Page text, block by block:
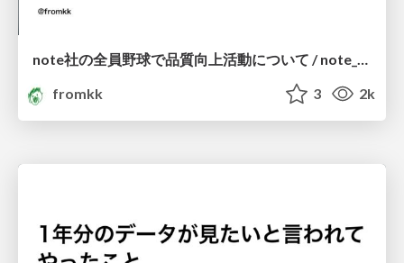
note社の全員野球で品質向上活動について / note_qa_challenge #iOS_test_teatime
fromkk
3 2k